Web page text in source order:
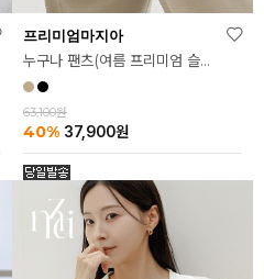
프리미엄마지아
누구나 팬츠(여름 프리미엄 슬랙스ver.)
63,100원
40% 37,900원